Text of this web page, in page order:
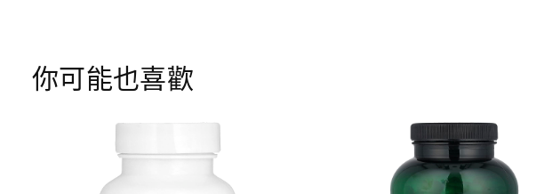
你可能也喜歡